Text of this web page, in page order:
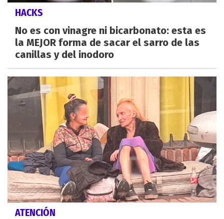
HACKS
No es con vinagre ni bicarbonato: esta es
la MEJOR forma de sacar el sarro de las
canillas y del inodoro
ATENCIÓN